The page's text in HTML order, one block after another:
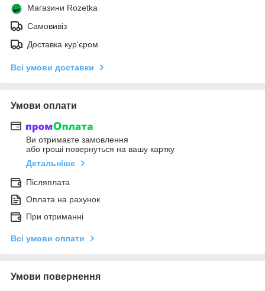
Магазини Rozetka
Самовивіз
Доставка кур'єром
Всі умови доставки
Умови оплати
Ви отримаєте замовлення
або гроші повернуться на вашу картку
Детальніше
Післяплата
Оплата на рахунок
При отриманні
Всі умови оплати
Умови повернення